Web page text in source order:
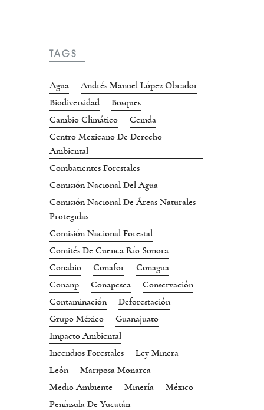
TAGS
Agua
Andrés Manuel López Obrador
Biodiversidad
Bosques
Cambio Climático
Cemda
Centro Mexicano De Derecho
Ambiental
Combatientes Forestales
Comisión Nacional Del Agua
Comisión Nacional De Áreas Naturales
Protegidas
Comisión Nacional Forestal
Comités De Cuenca Río Sonora
Conabio
Conafor
Conagua
Conanp
Conapesca
Conservación
Contaminación
Deforestación
Grupo México
Guanajuato
Impacto Ambiental
Incendios Forestales
Ley Minera
León
Mariposa Monarca
Medio Ambiente
Minería
México
Península De Yucatán